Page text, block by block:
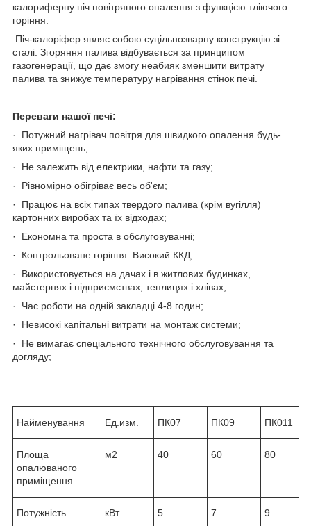
калориферну піч повітряного опалення з функцією тліючого
горіння.
Піч-калоріфер являє собою суцільнозварну конструкцію зі
сталі. Згоряння палива відбувається за принципом
газогенерації, що дає змогу неабияк зменшити витрату
палива та знижує температуру нагрівання стінок печі.
Переваги нашої печі:
· Потужний нагрівач повітря для швидкого опалення будь-
яких приміщень;
· Не залежить від електрики, нафти та газу;
· Рівномірно обігріває весь об'єм;
· Працює на всіх типах твердого палива (крім вугілля)
картонних виробах та їх відходах;
· Економна та проста в обслуговуванні;
· Контрольоване горіння. Високий ККД;
· Використовується на дачах і в житлових будинках,
майстернях і підприємствах, теплицях і хлівах;
· Час роботи на одній закладці 4-8 годин;
· Невисокі капітальні витрати на монтаж системи;
· Не вимагає спеціального технічного обслуговування та
догляду;
Найменування Ед.изм. ПК07 ПК09 ПК011
Площа
опалюваного
приміщення
м2 40 60 80
Потужність кВт 5 7 9